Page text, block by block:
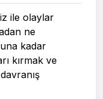
ile olaylar
ne
kadar
kırmak ve